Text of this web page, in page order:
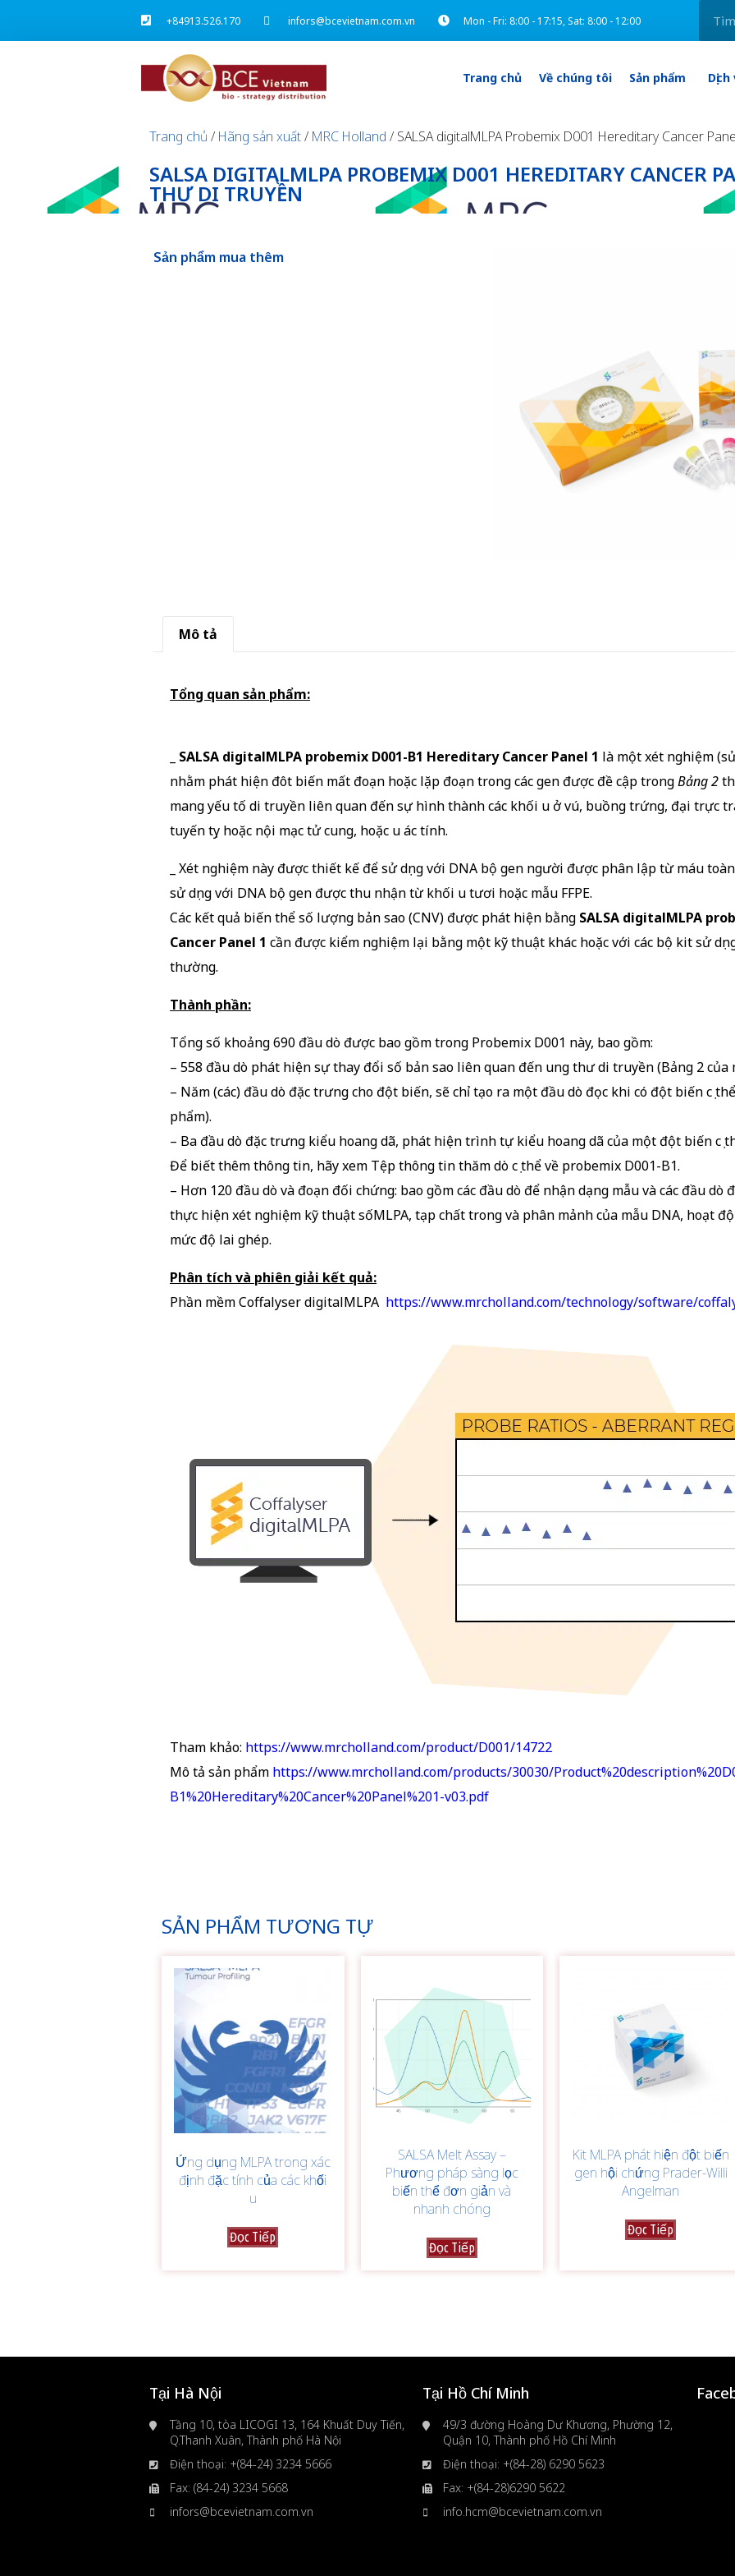
+84913.526.170 infors@bcevietnam.com.vn Mon - Fri: 8:00 - 17:15, Sat: 8:00 - 12:00
Trang chủ Về chúng tôi Sản phẩm Dịch
Trang chủ / Hãng sản xuất/ MRC Holland / SALSA digitalMLPA Probemix D001 Hereditary Cancer
SALSA DIGITALMLPA PROBEMIX D001 HEREDITARY CANCER
THƯ DI TRUYỀN
Sản phẩm mua thêm
Mô tả
Tổng quan sản phẩm:
SALSA digitalMLPA probemix D001-B1 Hereditary Cancer Panel 1 là một xét nghiệm
nhằm phát hiện đôt biến mất đoạn hoặc lặp đoạn trong các gen được đề cập trongBảng 2
mang yếu tố di truyền liên quan đến sự hình thành các khối u ở vú, buồng trứng, đại trực
tuyến tụy hoặc nội mạc tử cung, hoặc u ác tính.
_ Xét nghiệm này được thiết kế để sử dụng với DNA bộ gen người được phân lập từ máu
sử dụng với DNA bộ gen được thu nhận từ khối u tươi hoặc mẫu FFPE.
Các kết quả biến thể số lượng bản sao (CNV) được phát hiện bằng SALSA digitalMLPA
Cancer Panel 1 cần được kiểm nghiệm lại bằng một kỹ thuật khác hoặc với các bộ kit sử
thường.
Thành phần:
Tổng số khoảng 690 đầu dò được bao gồm trong Probemix D001 này, bao gồm:
– 558 đầu dò phát hiện sự thay đổi số bản sao liên quan đến ung thư di truyền (Bảng 2 của
– Năm (các) đầu dò đặc trưng cho đột biến, sẽ chỉ tạo ra một đầu dò đọc khi có đột biến cụ
phẩm).
– Ba đầu dò đặc trưng kiểu hoang dã, phát hiện trình tự kiểu hoang dã của một đột biến cụ
Để biết thêm thông tin, hãy xem Tệp thông tin thăm dò cụ thể về probemix D001-B1.
– Hơn 120 đầu dò và đoạn đối chứng: bao gồm các đầu dò để nhận dạng mẫu và các đầu
thực hiện xét nghiệm kỹ thuật sốMLPA, tạp chất trong và phân mảnh của mẫu DNA, hoạt
mức độ lai ghép.
Phân tích và phiên giải kết quả:
Phần mềm Coffalyser digitalMLPA https://www.mrcholland.com/technology/software/
Tham khảo: https://www.mrcholland.com/product/D001/14722
Mô tả sản phẩm https://www.mrcholland.com/products/30030/
B1%20Hereditary%20Cancer%20Panel%201-v03.pdf
SẢN PHẨM TƯƠNG TỰ
Ứng dụng MLPA trong xác
định đặc tính của các khối
u
Đọc Tiếp
SALSA Melt Assay –
Phương pháp sàng lọc
biến thể đơn giản và
nhanh chóng
Đọc Tiếp
Kit MLPA phát hiện đột biến
gen hội chứng Prader-Willi
Angelman
Đọc Tiếp
Tại Hà Nội
Tầng 10, tòa LICOGI 13, 164 Khuất Duy Tiến,
Q.Thanh Xuân, Thành phố Hà Nội
Điện thoại: +(84-24) 3234 5666
Fax: (84-24) 3234 5668
infors@bcevietnam.com.vn
Tại Hồ Chí Minh
49/3 đường Hoàng Dư Khương, Phường 12,
Quận 10, Thành phố Hồ Chí Minh
Điện thoại: +(84-28) 6290 5623
Fax: +(84-28)6290 5622
info.hcm@bcevietnam.com.vn